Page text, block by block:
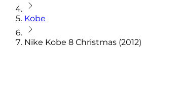
Kobe
Nike Kobe 8 Christmas (2012)